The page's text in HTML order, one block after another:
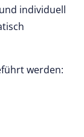
individuell
werden: